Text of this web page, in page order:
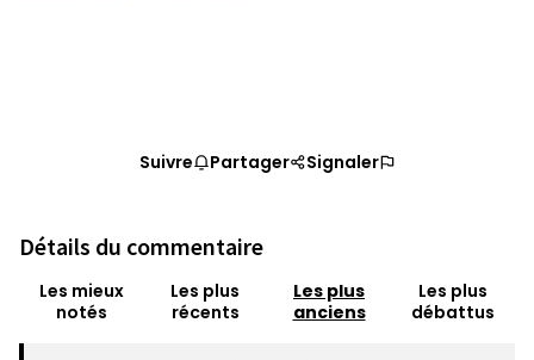
Suivre Partager Signaler
Détails du commentaire
Les mieux
notés
Les plus
récents
Les plus
anciens
Les plus
débattus